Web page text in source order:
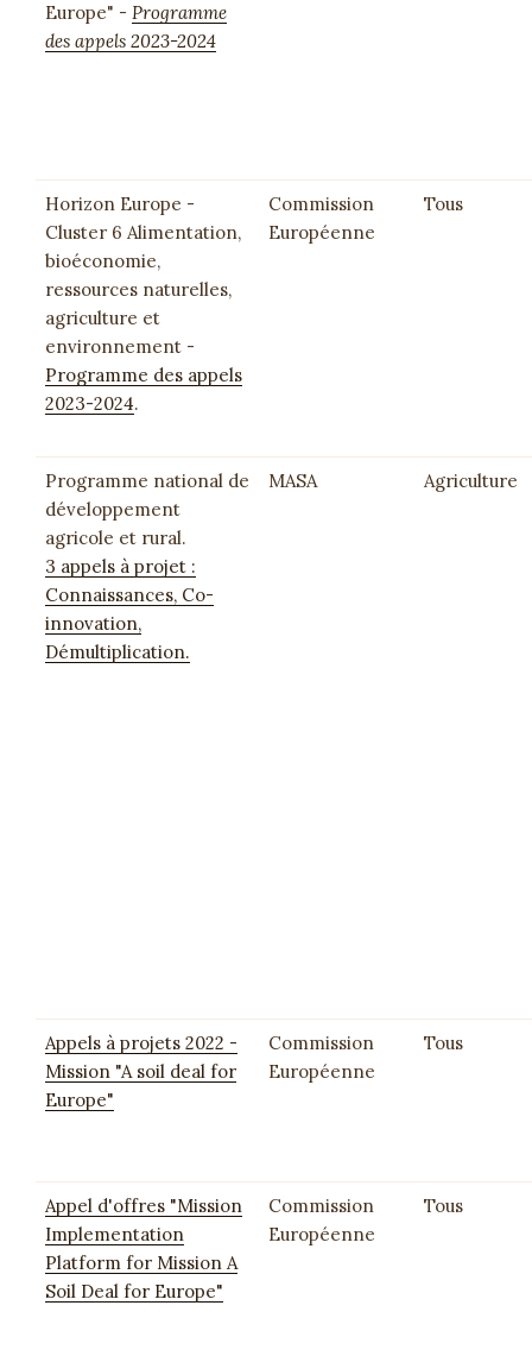
Europe" - Programme
des appels 2023-2024
Horizon Europe -
Cluster 6 Alimentation,
bioéconomie,
ressources naturelles,
agriculture et
environnement -
Programme des appels
2023-2024.
Commission
Européenne
Tous
Programme national de
développement
agricole et rural.
3 appels à projet :
Connaissances, Co-
innovation,
Démultiplication.
MASA Agriculture
Appels à projets 2022 -
Mission "A soil deal for
Europe"
Commission
Européenne
Tous
Appel d'offres "Mission
Implementation
Platform for Mission A
Soil Deal for Europe"
Commission
Européenne
Tous